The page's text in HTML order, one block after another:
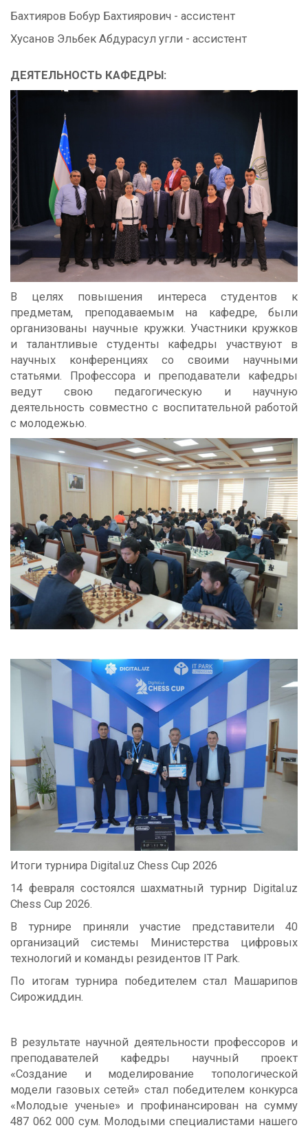
Бахтияров Бобур Бахтиярович - ассистент
Хусанов Эльбек Абдурасул угли - ассистент
ДЕЯТЕЛЬНОСТЬ КАФЕДРЫ:
В целях повышения интереса студентов к
предметам, преподаваемым на кафедре, были
организованы научные кружки. Участники кружков
и талантливые студенты кафедры участвуют в
научных конференциях со своими научными
статьями. Профессора и преподаватели кафедры
ведут свою педагогическую и научную
деятельность совместно с воспитательной работой
с молодежью.
Итоги турнира Digital.uz Chess Cup 2026
14 февраля состоялся шахматный турнир Digital.uz
Chess Cup 2026.
В турнире приняли участие представители 40
организаций системы Министерства цифровых
технологий и команды резидентов IT Park.
По итогам турнира победителем стал Машарипов
Сирожиддин.
В результате научной деятельности профессоров и
преподавателей кафедры научный проект
«Создание и моделирование топологической
модели газовых сетей» стал победителем конкурса
«Молодые ученые» и профинансирован на сумму
487 062 000 сум. Молодыми специалистами нашего